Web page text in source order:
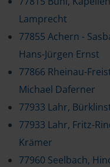
Lamprecht
77855 Achern -
Hans-Jürgen Ernst
77866 Rheinau-
Michael Daferner
77933 Lahr,
77933 Lahr, Fritz-
Krämer
77960 Seelbach,